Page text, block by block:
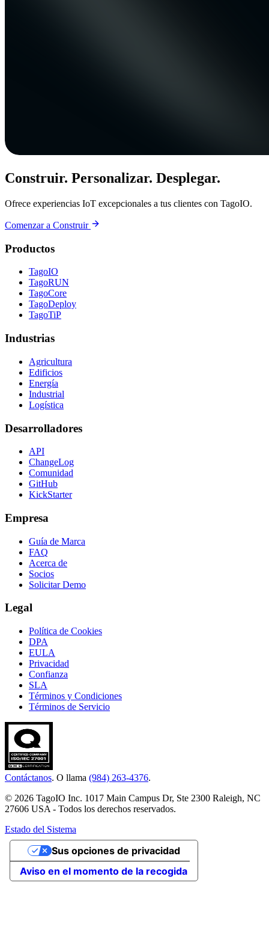
Construir. Personalizar. Desplegar.
Ofrece experiencias IoT excepcionales a tus clientes con TagoIO.
Comenzar a Construir
Productos
TagoIO
TagoRUN
TagoCore
TagoDeploy
TagoTiP
Industrias
Agricultura
Edificios
Energía
Industrial
Logística
Desarrolladores
API
ChangeLog
Comunidad
GitHub
KickStarter
Empresa
Guía de Marca
FAQ
Acerca de
Socios
Solicitar Demo
Legal
Política de Cookies
DPA
EULA
Privacidad
Confianza
SLA
Términos y Condiciones
Términos de Servicio
Contáctanos. O llama (984) 263-4376.
© 2026 TagoIO Inc. 1017 Main Campus Dr, Ste 2300 Raleigh, NC
27606 USA - Todos los derechos reservados.
Estado del Sistema
Aviso en el momento de la recogida
Sus opciones de privacidad